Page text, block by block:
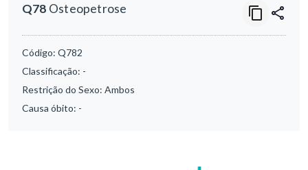
Q78 Osteopetrose
Código: Q782
Classificação: -
Restrição do Sexo: Ambos
Causa óbito: -